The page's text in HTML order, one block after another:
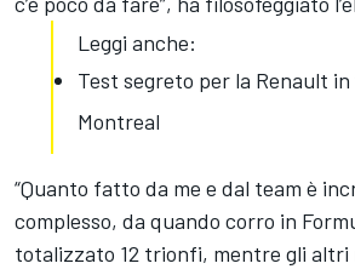
Leggi anche:
Test segreto per la Renault in
Montreal
“Quanto fatto da me e dal team è
complesso, da quando corro in
totalizzato 12 trionfi, mentre gli altri